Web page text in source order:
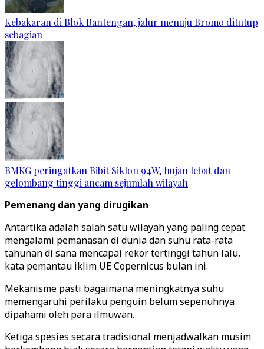
Kebakaran di Blok Bantengan, jalur menuju Bromo ditutup
sebagian
BMKG peringatkan Bibit Siklon 94W, hujan lebat dan
gelombang tinggi ancam sejumlah wilayah
Pemenang dan yang dirugikan
Antartika adalah salah satu wilayah yang paling cepat
mengalami pemanasan di dunia dan suhu rata-rata
tahunan di sana mencapai rekor tertinggi tahun lalu,
kata pemantau iklim UE Copernicus bulan ini.
Mekanisme pasti bagaimana meningkatnya suhu
memengaruhi perilaku penguin belum sepenuhnya
dipahami oleh para ilmuwan.
Ketiga spesies secara tradisional menjadwalkan musim